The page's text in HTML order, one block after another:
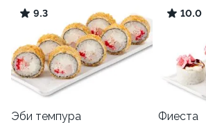
9.3
Эби темпура
10.0
Фиеста